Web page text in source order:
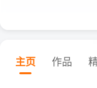
主页 作品